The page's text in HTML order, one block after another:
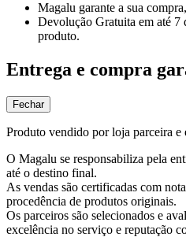
Magalu garante a sua
Devolução Gratuita em até 7
produto.
Entrega e compra
Fechar
Produto vendido por loja parceira e
O Magalu se responsabiliza pela
até o destino final.
As vendas são certificadas com
procedência de produtos originais.
Os parceiros são selecionados e
excelência no serviço e reputação